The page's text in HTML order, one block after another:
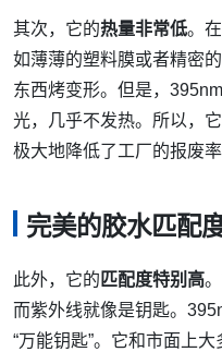
其次，它的热量非常低。
如薄薄的塑料膜或者精密
东西烤变形。但是，
光，几乎不发热。所以，
极大地降低了工厂的报废
完美的胶水匹配
此外，它的 匹配度特别高
而紫外线就像是钥匙。
“万能钥匙”。它和市面上